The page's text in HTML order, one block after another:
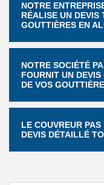
NOTRE
RÉALISE UN DEVIS
GOUTTIÈRES EN
NOTRE SOCIÉTÉ
FOURNIT UN
DE VOS
LE COUVREUR
DEVIS DÉTAILLÉ